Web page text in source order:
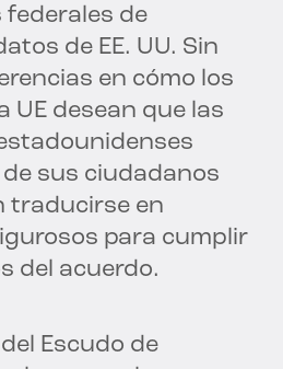
de
de EE. UU. Sin
en cómo los
UE desean que las
sus ciudadanos
traducirse en
para cumplir
del acuerdo.
Escudo de